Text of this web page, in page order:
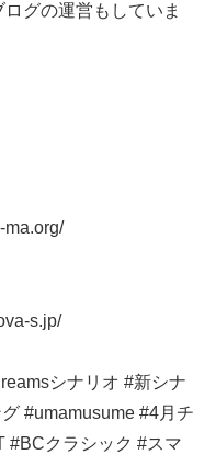
グの運営もしていま
ma.org/
s.jp/
シナリオ #新シナ
#umamusume #4月チ
#BCクラシック #スマ